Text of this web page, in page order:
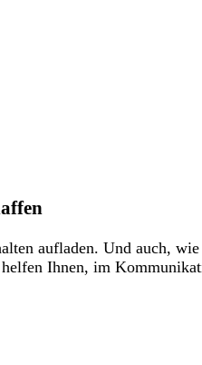
aufladen. Und auch,
Ihnen, im